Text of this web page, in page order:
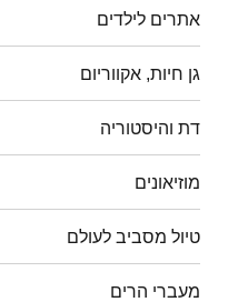
אתרים לילדים
גן חיות, אקווריום
דת והיסטוריה
מוזיאונים
טיול מסביב לעולם
מעברי הרים